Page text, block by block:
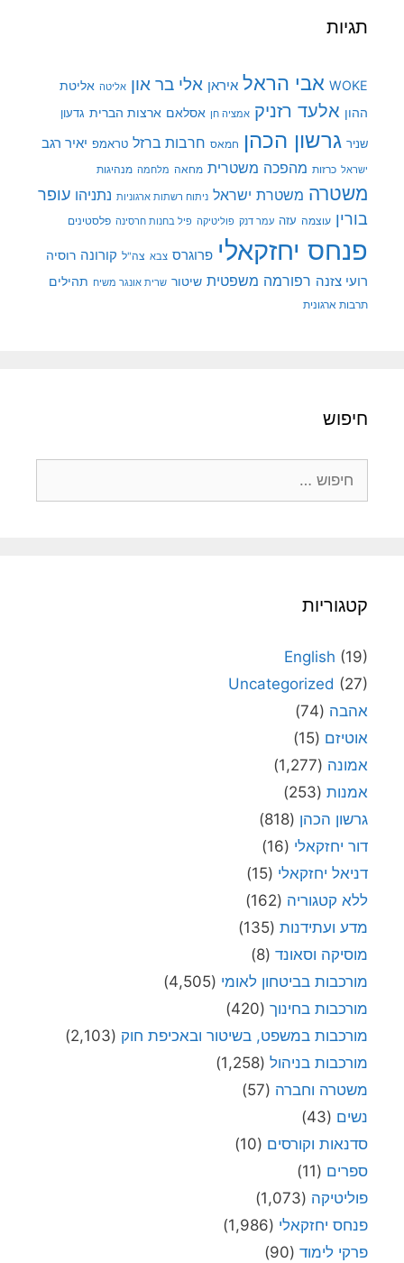
תגיות
WOKE אבי הראל איראן אלי בר און אליטה אליטת
ההון אלעד רזניק אמציה חן אסלאם ארצות הברית גדעון
שניר גרשון הכהן חמאס חרבות ברזל טראמפ יאיר רגב
ישראל כרזות מהפכה משטרית מחאה מלחמה מנהיגות
משטרה משטרת ישראל ניתוח רשתות ארגוניות נתניהו עופר
בורין עוצמה עזה עמר דנק פוליטיקה פיל בחנות חרסינה פלסטינים
פנחס יחזקאלי פרוגרס צבא צה"ל קורונה רוסיה
רועי צזנה רפורמה משפטית שיטור שרית אונגר משיח תהילים
תרבות ארגונית
חיפוש
קטגוריות
English (19)
Uncategorized (27)
אהבה (74)
אוטיזם (15)
אמונה (1,277)
אמנות (253)
גרשון הכהן (818)
דור יחזקאלי (16)
דניאל יחזקאלי (15)
ללא קטגוריה (162)
מדע ועתידנות (135)
מוסיקה וסאונד (8)
מורכבות בביטחון לאומי (4,505)
מורכבות בחינוך (420)
מורכבות במשפט, בשיטור ובאכיפת חוק (2,103)
מורכבות בניהול (1,258)
משטרה וחברה (57)
נשים (43)
סדנאות וקורסים (10)
ספרים (11)
פוליטיקה (1,073)
פנחס יחזקאלי (1,986)
פרקי לימוד (90)